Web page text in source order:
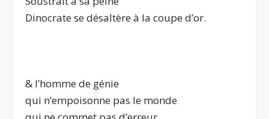
Dinocrate se désaltère à la coupe d’or.
& l’homme de génie
qui n’empoisonne pas le monde